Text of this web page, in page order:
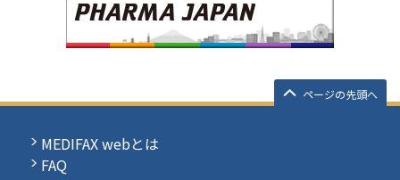
ページの先頭へ
MEDIFAX webとは
FAQ